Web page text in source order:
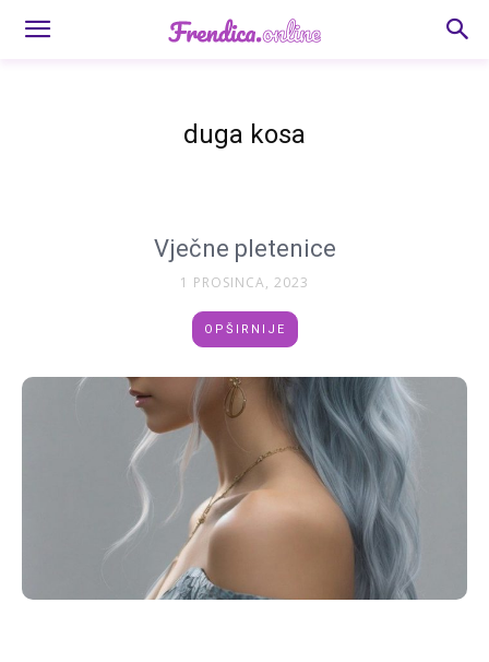
duga kosa
Vječne pletenice
1 PROSINCA, 2023
OPŠIRNIJE